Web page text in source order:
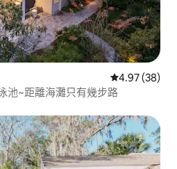
從 38 則評價
4.97 (38)
池~距離海灘只有幾步路